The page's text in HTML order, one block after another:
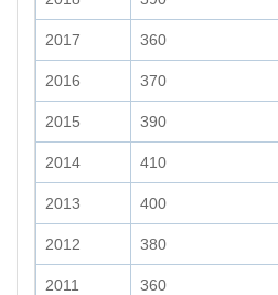
2017 360
2016 370
2015 390
2014 410
2013 400
2012 380
2011 360